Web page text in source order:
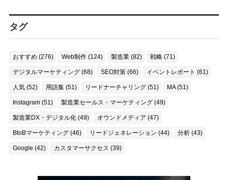
タグ
おすすめ (276) Web制作 (124) 製造業 (82) 戦略 (71)
デジタルマーケティング (68) SEO対策 (66) イベントレポート (61)
人気 (52) 用語集 (51) リードナーチャリング (51) MA (51)
Instagram (51) 製造業セールス・マーケティング (49)
製造業DX・デジタル化 (49) オウンドメディア (47)
BtoBマーケティング (46) リードジェネレーション (44) 分析 (43)
Google (42) カスタマーサクセス (39)